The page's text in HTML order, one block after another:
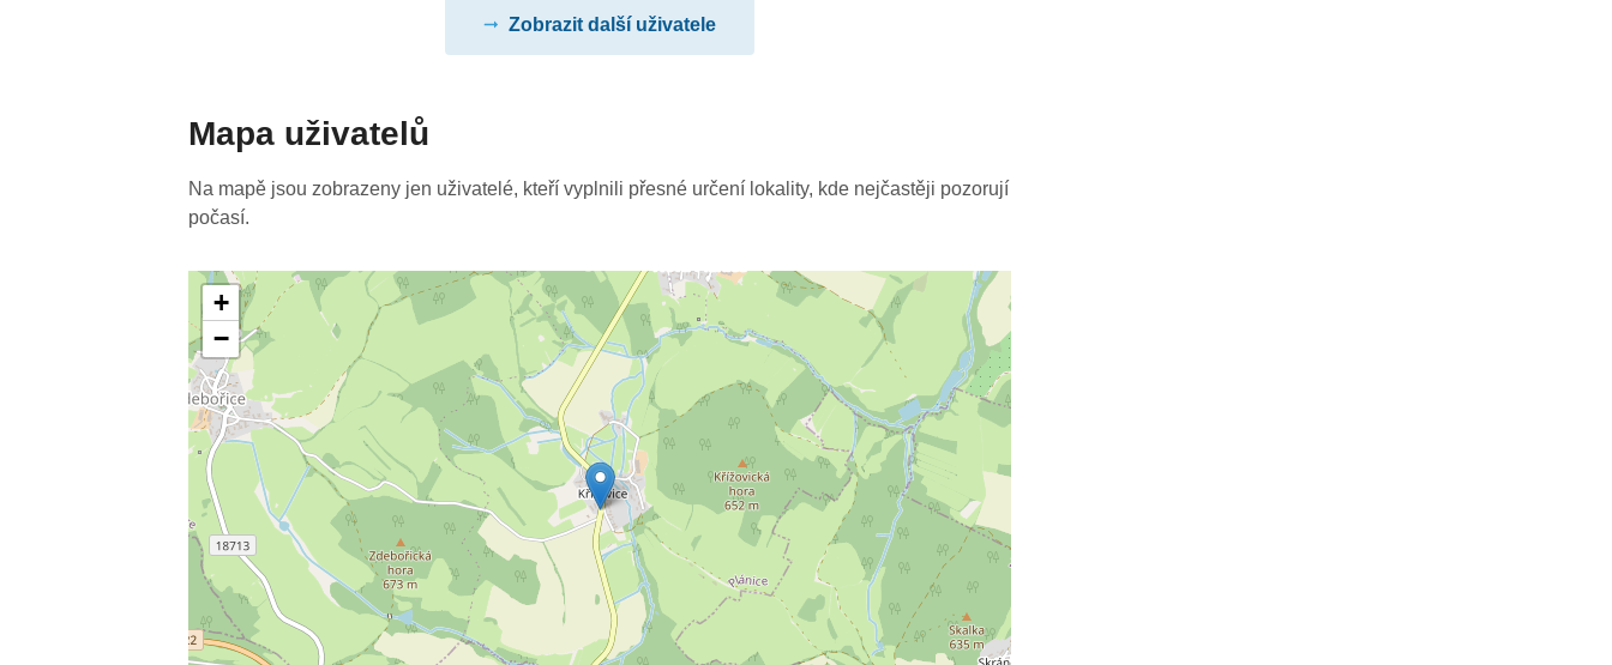
Zobrazit další uživatele
Mapa uživatelů
Na mapě jsou zobrazeny jen uživatelé, kteří vyplnili přesné určení lokality, kde nejčastěji pozorují
počasí.
+
−